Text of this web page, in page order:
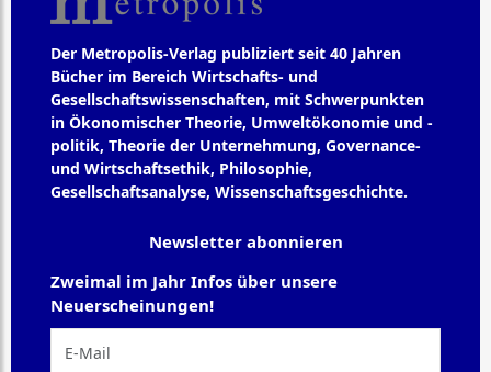
Der Metropolis-Verlag publiziert seit 40 Jahren
Bücher im Bereich Wirtschafts- und
Gesellschaftswissenschaften, mit Schwerpunkten
in Ökonomischer Theorie, Umweltökonomie und -
politik, Theorie der Unternehmung, Governance-
und Wirtschaftsethik, Philosophie,
Gesellschaftsanalyse, Wissenschaftsgeschichte.
Newsletter abonnieren
Zweimal im Jahr Infos über unsere
Neuerscheinungen!